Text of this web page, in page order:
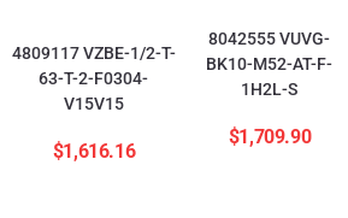
4809117 VZBE-1/2-T-
63-T-2-F0304-
V15V15
$1,616.16
8042555 VUVG-
BK10-M52-AT-F-
1H2L-S
$1,709.90